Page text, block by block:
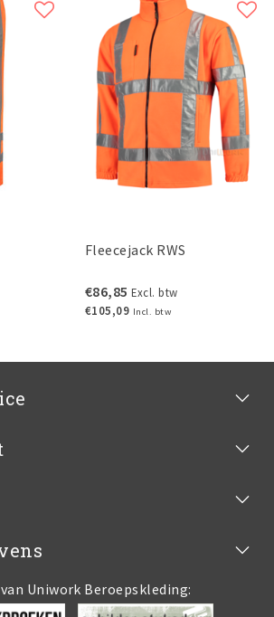
Fleecejack RWS
€86,85 Excl. btw
€105,09 Incl. btw
Uniwork Beroepskleding: